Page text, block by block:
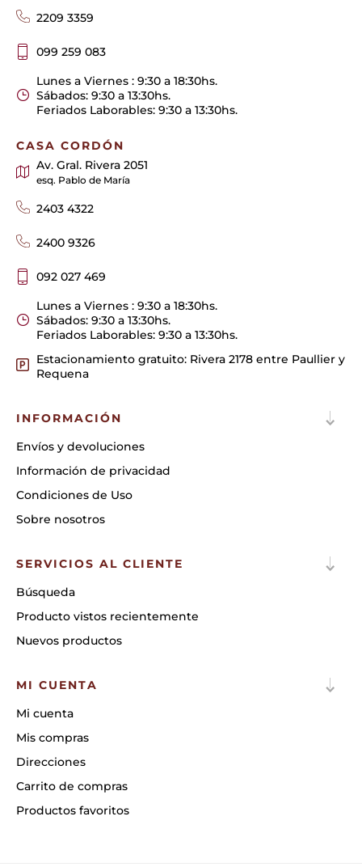
2209 3359
099 259 083
Lunes a Viernes : 9:30 a 18:30hs.
Sábados: 9:30 a 13:30hs.
Feriados Laborables: 9:30 a 13:30hs.
CASA CORDÓN
Av. Gral. Rivera 2051
esq. Pablo de María
2403 4322
2400 9326
092 027 469
Lunes a Viernes : 9:30 a 18:30hs.
Sábados: 9:30 a 13:30hs.
Feriados Laborables: 9:30 a 13:30hs.
Estacionamiento gratuito: Rivera 2178 entre Paullier y
Requena
INFORMACIÓN
Envíos y devoluciones
Información de privacidad
Condiciones de Uso
Sobre nosotros
SERVICIOS AL CLIENTE
Búsqueda
Producto vistos recientemente
Nuevos productos
MI CUENTA
Mi cuenta
Mis compras
Direcciones
Carrito de compras
Productos favoritos